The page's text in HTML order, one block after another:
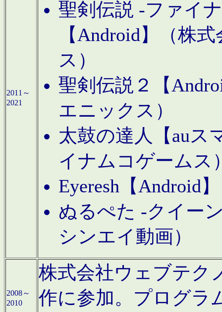
2011～
2021
聖剣伝説 -ファイ
【Android】（株
ス）
聖剣伝説２【
エニックス）
太鼓の達人【auス
イナムコゲームス
Eyeresh【Android
ぬるぺた -クイー
シンエイ動画）
2008～
2010
株式会社ウェブテク
作に参加。プログラ